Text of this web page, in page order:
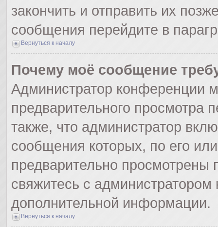
закончить и отправить их
сообщения перейдите в
Вернуться к началу
Почему моё сообщение
Администратор конференции
предварительного просмотра
также, что администратор
сообщения которых, по его
предварительно просмотрены
свяжитесь с
дополнительной информации.
Вернуться к началу